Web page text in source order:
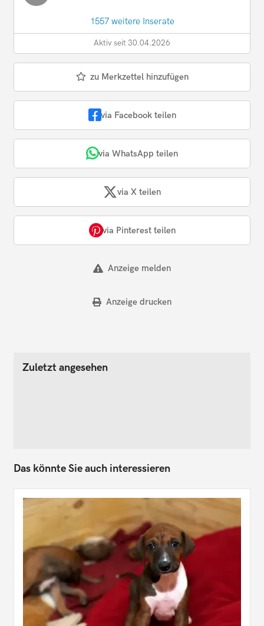
1557 weitere Inserate
Aktiv seit 30.04.2026
zu Merkzettel hinzufügen
via Facebook teilen
via WhatsApp teilen
via X teilen
via Pinterest teilen
Anzeige melden
Anzeige drucken
Zuletzt angesehen
Das könnte Sie auch interessieren